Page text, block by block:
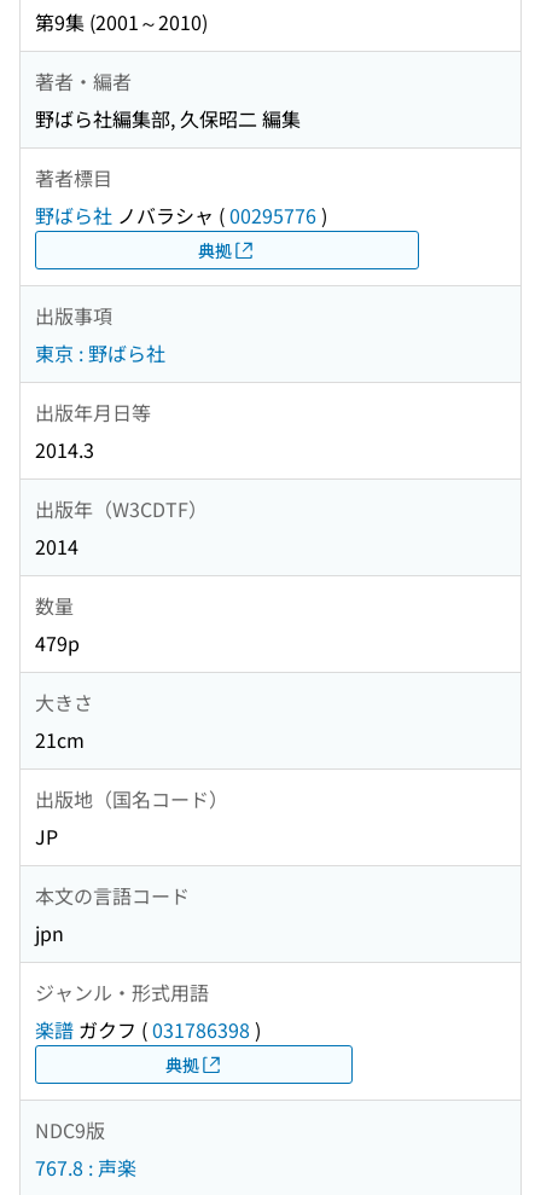
第9集 (2001～2010)
著者・編者
野ばら社編集部, 久保昭二 編集
著者標目
野ばら社 ノバラシャ (00295776)
典拠
出版事項
東京 : 野ばら社
出版年月日等
2014.3
出版年（W3CDTF）
2014
数量
479p
大きさ
21cm
出版地（国名コード）
JP
本文の言語コード
jpn
ジャンル・形式用語
楽譜 ガクフ (031786398 )
典拠
NDC9版
767.8 : 声楽